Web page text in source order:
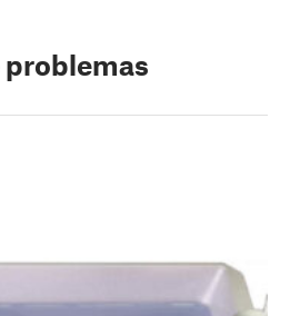
problemas